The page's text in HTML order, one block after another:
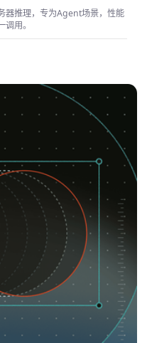
推理，专为Agent场景，性能
用。